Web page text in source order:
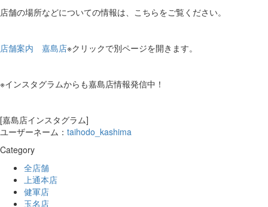
店舗の場所などについての情報は、こちらをご覧ください。
店舗案内 嘉島店※クリックで別ページを開きます。
※インスタグラムからも嘉島店情報発信中！
[嘉島店インスタグラム]
ユーザーネーム： taihodo_kashima
Category
全店舗
上通本店
健軍店
玉名店